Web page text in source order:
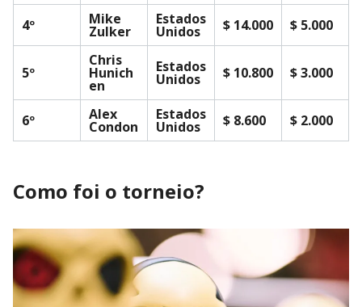
4º Mike
Zulker
Estados
Unidos $ 14.000 $ 5.000
5º
Chris
Hunich
en
Estados
Unidos $ 10.800 $ 3.000
6º Alex
Condon
Estados
Unidos $ 8.600 $ 2.000
Como foi o torneio?